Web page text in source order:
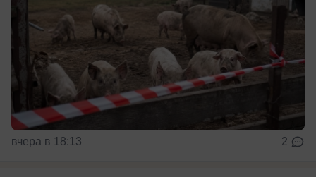
вчера в 18:13 2